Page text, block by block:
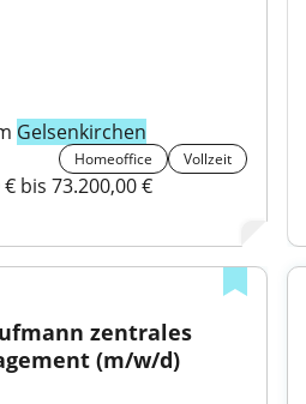
Gelsenkirchen
Homeoffice Vollzeit
bis 73.200,00 €
zentrales
(m/w/d)